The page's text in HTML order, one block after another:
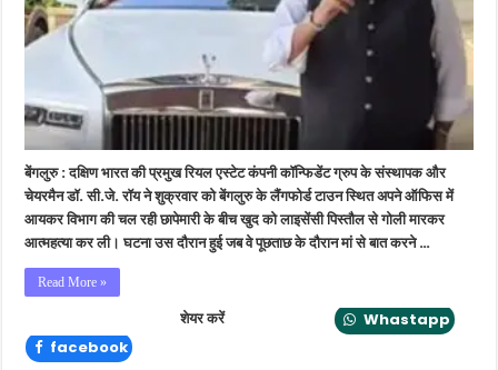
ने
आयकर
छापेमारी
के
दौरान
खुद
मारी
गोली
बेंगलुरु : दक्षिण भारत की प्रमुख रियल एस्टेट कंपनी कॉन्फिडेंट ग्रुप के संस्थापक और
चेयरमैन डॉ. सी.जे. रॉय ने शुक्रवार को बेंगलुरु के लैंगफोर्ड टाउन स्थित अपने ऑफिस में
आयकर विभाग की चल रही छापेमारी के बीच खुद को लाइसेंसी पिस्तौल से गोली मारकर
आत्महत्या कर ली। घटना उस दौरान हुई जब वे पूछताछ के दौरान मां से बात करने …
Read More »
शेयर करें
Whastapp
facebook